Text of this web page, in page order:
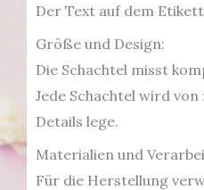
Der Text auf dem
Größe und Design:
Die Schachtel misst
Jede Schachtel wird
Details lege.
Materialien und
Für die Herstellung